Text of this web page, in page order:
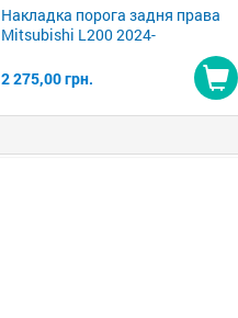
Накладка порога задня права
Mitsubishi L200 2024-
2 275,00 грн.